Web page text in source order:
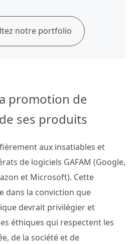
notre portfolio
promotion de
ses produits
aux insatiables et
de logiciels GAFAM (Google,
et Microsoft). Cette
dans la conviction que
devrait privilégier et
éthiques qui respectent les
de la société et de